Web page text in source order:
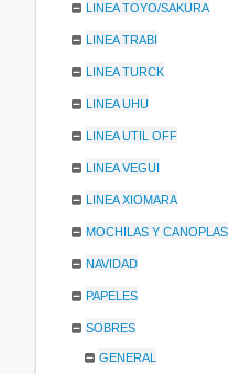
LINEA TOYO/SAKURA
LINEA TRABI
LINEA TURCK
LINEA UHU
LINEA UTIL OFF
LINEA VEGUI
LINEA XIOMARA
MOCHILAS Y CANOPLAS
NAVIDAD
PAPELES
SOBRES
GENERAL